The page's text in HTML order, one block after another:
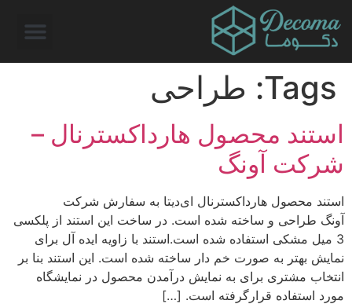
Tags: طراحی
استند محصول هارد‌اکسترنال –
شرکت آونگ
استند محصول هارد‌اکسترنال ای‌دیتا به سفارش شرکت
آونگ طراحی و ساخته شده است. در ساخت این استند از پلکسی
3 میل مشکی استفاده شده است.استند با زاویه ایده آل برای
نمایش بهتر به صورت خم دار ساخته شده است. این استند بنا بر
انتخاب مشتری برای به نمایش درآمدن محصول در نمایشگاه
مورد استفاده قرارگرفته است. […]